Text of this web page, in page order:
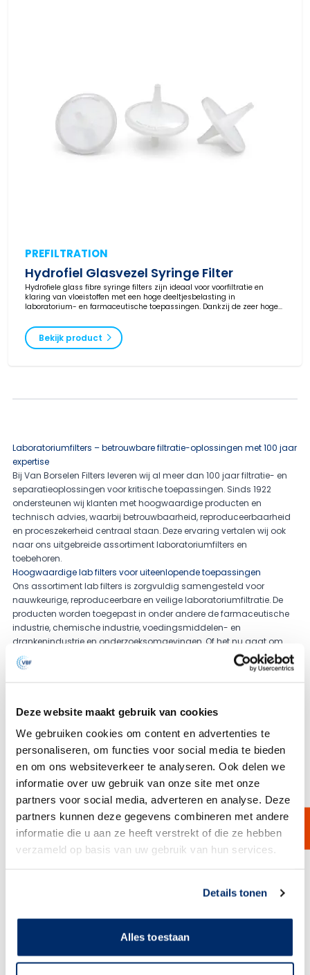
Deze website maakt gebruik van cookies
We gebruiken cookies om content en advertenties te
personaliseren, om functies voor social media te bieden
en om ons websiteverkeer te analyseren. Ook delen we
informatie over uw gebruik van onze site met onze
partners voor social media, adverteren en analyse. Deze
partners kunnen deze gegevens combineren met andere
informatie die u aan ze heeft verstrekt of die ze hebben
verzameld op basis van uw gebruik van hun services.
Details tonen
Alles toestaan
PREFILTRATION
Hydrofiel Glasvezel Syringe Filter
Hydrofiele glass fibre syringe filters zijn ideaal voor voorfiltratie en
klaring van vloeistoffen met een hoge deeltjesbelasting in
laboratorium- en farmaceutische toepassingen. Dankzij de zeer hoge
beschermen ze downstream membraanfilters en analytische
apparatuur. Beschikbaar in verschillende poriegroottes en diameters,
met snelle levering uit voorraad.
Bekijk product
Laboratoriumfilters – betrouwbare filtratie-oplossingen met 100 jaar
expertise
Bij Van Borselen Filters leveren wij al meer dan 100 jaar filtratie- en
separatieoplossingen voor kritische toepassingen. Sinds 1922
ondersteunen wij klanten met hoogwaardige producten en
technisch advies, waarbij betrouwbaarheid, reproduceerbaarheid
en proceszekerheid centraal staan. Deze ervaring vertalen wij ook
naar ons uitgebreide assortiment laboratoriumfilters en
toebehoren.
Hoogwaardige lab filters voor uiteenlopende toepassingen
Ons assortiment lab filters is zorgvuldig samengesteld voor
nauwkeurige, reproduceerbare en veilige laboratoriumfiltratie. De
producten worden toegepast in onder andere de farmaceutische
industrie, chemische industrie, voedingsmiddelen- en
drankenindustrie en onderzoeksomgevingen. Of het nu gaat om
monstername, voorfiltratie, steriele filtratie of kwaliteitscontrole, wij
bieden passende oplossingen voor uiteenlopende
Binnen ons lab filters assortiment leveren wij onder andere:
poriegroottes
Membraan disc holders en filterhouders voor betrouwbare en
gecontroleerde filtratie
Syringe filters voor snelle en efficiënte monsterfiltratie
Vacuümfilters en filterunits voor laboratoriumtoepassingen
Voorfilters ter bescherming en verlenging van de standtijd van
eindfilters
Laboratorium toebehoren, zoals adapters en accessoires voor een
correcte installatie
gekozen kan worden die aansluit bij uw specifieke toepassing en
Technische expertise en persoonlijke ondersteuning
Dankzij onze technische expertise en diepgaande productkennis
Wij denken mee over factoren zoals filtratiegraad, materiaalkeuze,